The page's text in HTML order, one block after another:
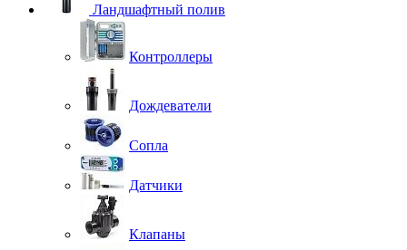
Ландшафтный полив
Контроллеры
Дождеватели
Сопла
Датчики
Клапаны